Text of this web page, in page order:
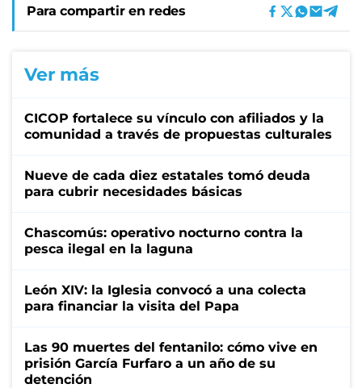
Para compartir en redes
Ver más
CICOP fortalece su vínculo con afiliados y la
comunidad a través de propuestas culturales
Nueve de cada diez estatales tomó deuda
para cubrir necesidades básicas
Chascomús: operativo nocturno contra la
pesca ilegal en la laguna
León XIV: la Iglesia convocó a una colecta
para financiar la visita del Papa
Las 90 muertes del fentanilo: cómo vive en
prisión García Furfaro a un año de su
detención